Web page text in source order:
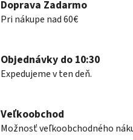
i
e
v
k
p
Doprava Zadarmo
Pri nákupe nad 60€
Objednávky do 10:30
Expedujeme v ten deň.
Veľkoobchod
Možnosť veľkoobchodného